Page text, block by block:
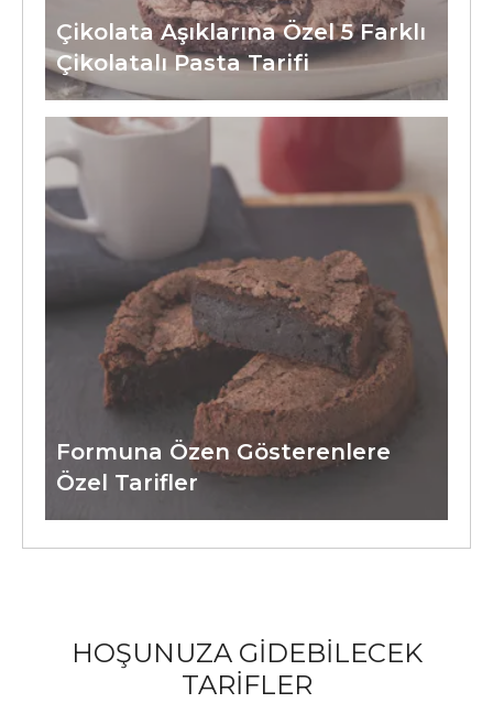
Çikolata Aşıklarına Özel 5 Farklı
Çikolatalı Pasta Tarifi
Formuna Özen Gösterenlere
Özel Tarifler
HOŞUNUZA GİDEBİLECEK
TARİFLER